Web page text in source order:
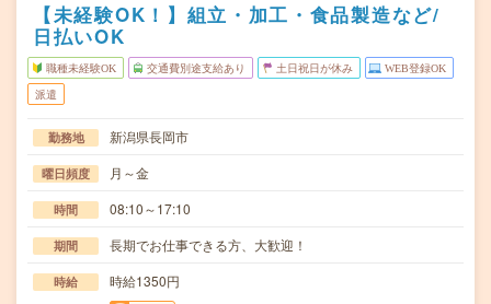
【未経験OK！】組立・加工・食品製造など/
日払いOK
職種未経験OK 交通費別途支給あり 土日祝日が休み WEB登録OK
派遣
勤務地 新潟県長岡市
曜日頻度 月～金
時間 08:10～17:10
期間 長期でお仕事できる方、大歓迎！
時給 時給1350円